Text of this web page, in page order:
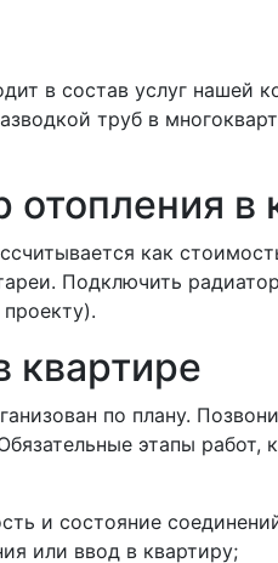
в состав услуг нашей
труб в
отопления в
как
Подключить
квартире
по плану.
этапы работ,
и состояние
или ввод в квартиру;